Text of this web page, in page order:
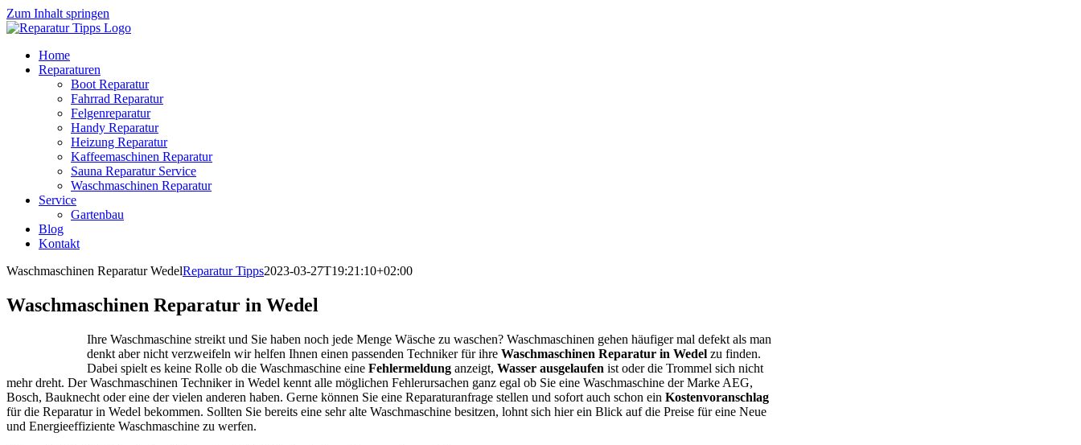
Zum Inhalt springen
Home
Reparaturen
Boot Reparatur
Fahrrad Reparatur
Felgenreparatur
Handy Reparatur
Heizung Reparatur
Kaffeemaschinen Reparatur
Sauna Reparatur Service
Waschmaschinen Reparatur
Service
Gartenbau
Blog
Kontakt
Waschmaschinen Reparatur WedelReparatur Tipps2023-03-27T19:21:10+02:00
Waschmaschinen Reparatur in Wedel
Ihre Waschmaschine streikt und Sie haben noch jede Menge Wäsche zu waschen? Waschmaschinen gehen häufiger mal defekt als man
denkt aber nicht verzweifeln wir helfen Ihnen einen passenden Techniker für ihre Waschmaschinen Reparatur in Wedel zu finden.
Dabei spielt es keine Rolle ob die Waschmaschine eine Fehlermeldung anzeigt, Wasser ausgelaufen ist oder die Trommel sich nicht
mehr dreht. Der Waschmaschinen Techniker in Wedel kennt alle möglichen Fehlerursachen ganz egal ob Sie eine Waschmaschine der Marke AEG,
Bosch, Bauknecht oder eine der vielen anderen haben. Gerne können Sie eine Reparaturanfrage stellen und sofort auch schon ein Kostenvoranschlag
für die Reparatur in Wedel bekommen. Sollten Sie bereits eine sehr alte Waschmaschine besitzen, lohnt sich hier ein Blick auf die Preise für eine Neue
und Energieeffiziente Waschmaschine zu werfen.